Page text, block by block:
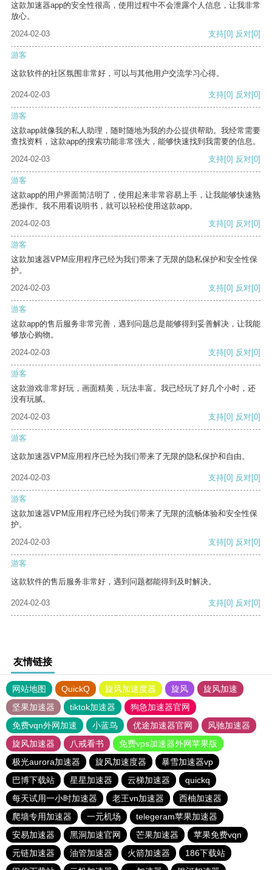
这款加速器app的安全性很高，使用过程中不会泄露个人信息，让我非常
放心。
2024-02-03
支持[0] 反对[0]
游客
这款软件的社区氛围非常好，可以与其他用户交流学习心得。
2024-02-03 支持[0] 反对[0]
游客
这款app就像我的私人助理，随时随地为我的办公提供帮助。我经常需要
查找资料，这款app的搜索功能非常强大，能够快速找到我需要的信息。
2024-02-03
支持[0] 反对[0]
游客
这款app的用户界面简洁明了，使用起来非常容易上手，让我能够快速熟
悉操作。我不用看说明书，就可以轻松使用这款app。
2024-02-03
支持[0] 反对[0]
游客
这款加速器VPM应用程序已经为我们带来了无限的隐私保护和安全性保
护。
2024-02-03
支持[0] 反对[0]
游客
这款app的售后服务非常完善，遇到问题总是能够得到妥善解决，让我能
够放心购物。
2024-02-03
支持[0] 反对[0]
游客
这款游戏非常好玩，画面精美，玩法丰富。我已经玩了好几个小时，还
没有玩腻。
2024-02-03
支持[0] 反对[0]
游客
这款加速器VPM应用程序已经为我们带来了无限的隐私保护和自由。
2024-02-03 支持[0] 反对[0]
游客
这款加速器VPM应用程序已经为我们带来了无限的流畅体验和安全性保
护。
2024-02-03
支持[0] 反对[0]
游客
这款软件的售后服务非常好，遇到问题都能得到及时解决。
2024-02-03 支持[0] 反对[0]
友情链接
网站地图 QuickQ 旋风加速度器 旋风
旋风加速
坚果加速器
tiktok加速器
狗急加速器官网
免费vqn外网加速
小蓝鸟 优途加速器官网
风驰加速器
旋风加速器
八戒看书
免费vps加速器外网苹果版
极光aurora加速器
旋风加速度器
暴雪加速器vp
巴博下载站
星星加速器 云梯加速器
quickq
每天试用一小时加速器
老王vn加速器
西柚加速器
爬墙专用加速器
一元机场
telegeram苹果加速器
安易加速器
黑洞加速官网 芒果加速器
苹果免费vqn
元链加速器
油管加速器 火箭加速器
186下载站